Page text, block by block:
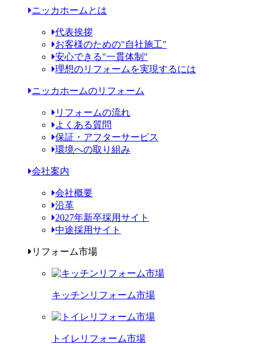
ニッカホームとは
代表挨拶
お客様のための"自社施工"
安心できる"一貫体制"
理想のリフォームを実現するには
ニッカホームのリフォーム
リフォームの流れ
よくある質問
保証・アフターサービス
環境への取り組み
会社案内
会社概要
沿革
2027年新卒採用サイト
中途採用サイト
リフォーム市場
キッチンリフォーム市場
トイレリフォーム市場